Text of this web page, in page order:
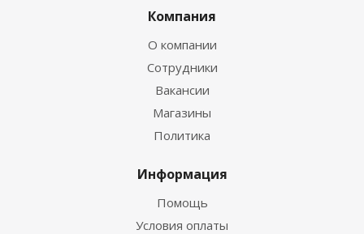
Компания
О компании
Сотрудники
Вакансии
Магазины
Политика
Информация
Помощь
Условия оплаты